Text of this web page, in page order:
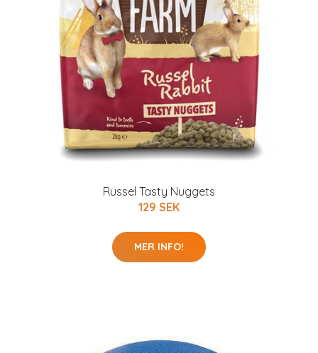
Russel Tasty Nuggets
129 SEK
MER INFO!